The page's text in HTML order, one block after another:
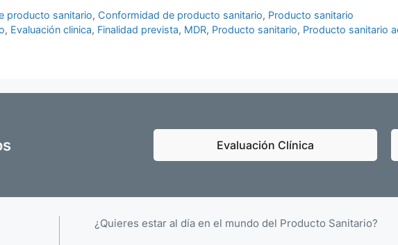
producto sanitario, Conformidad de producto sanitario, Producto sanitario
, Evaluación clinica, Finalidad prevista, MDR, Producto sanitario, Producto sanitario
Evaluación Clínica
¿Quieres estar al día en el mundo del Producto Sanitario?